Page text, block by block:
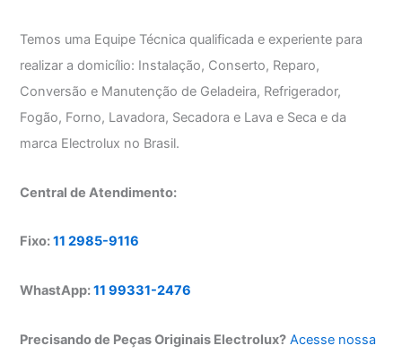
Temos uma Equipe Técnica qualificada e experiente para
realizar a domicílio: Instalação, Conserto, Reparo,
Conversão e Manutenção de Geladeira, Refrigerador,
Fogão, Forno, Lavadora, Secadora e Lava e Seca e da
marca Electrolux no Brasil.
Central de Atendimento:
Fixo:11 2985-9116
WhastApp:11 99331-2476
Precisando de Peças Originais Electrolux? Acesse nossa